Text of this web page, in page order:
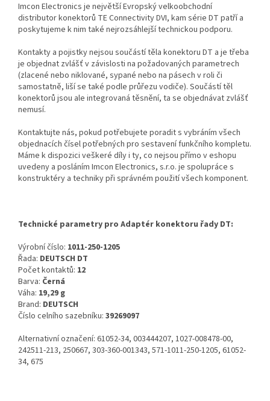
Imcon Electronics je největší Evropský velkoobchodní
distributor konektorů TE Connectivity DVI, kam série DT patří a
poskytujeme k nim také nejrozsáhlejší technickou podporu.
Kontakty a pojistky nejsou součástí těla konektoru DT a je třeba
je objednat zvlášť v závislosti na požadovaných parametrech
(zlacené nebo niklované, sypané nebo na pásech v roli či
samostatně, liší se také podle průřezu vodiče). Součástí těl
konektorů jsou ale integrovaná těsnění, ta se objednávat zvlášť
nemusí.
Kontaktujte nás, pokud potřebujete poradit s vybráním všech
objednacích čísel potřebných pro sestavení funkčního kompletu.
Máme k dispozici veškeré díly i ty, co nejsou přímo v eshopu
uvedeny a posláním Imcon Electronics, s.r.o. je spolupráce s
konstruktéry a techniky při správném použití všech komponent.
Technické parametry pro Adaptér konektoru řady DT:
Výrobní číslo: 1011-250-1205
Řada: DEUTSCH DT
Počet kontaktů: 12
Barva: Černá
Váha: 19,29 g
Brand: DEUTSCH
Číslo celního sazebníku: 39269097
Alternativní označení: 61052-34, 003444207, 1027-008478-00,
242511-213, 250667, 303-360-001343, 571-1011-250-1205, 61052-
34, 675